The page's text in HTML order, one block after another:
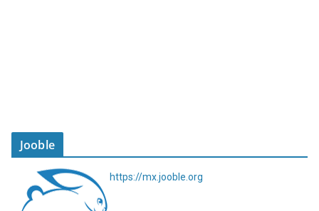
Jooble
https://mx.jooble.org